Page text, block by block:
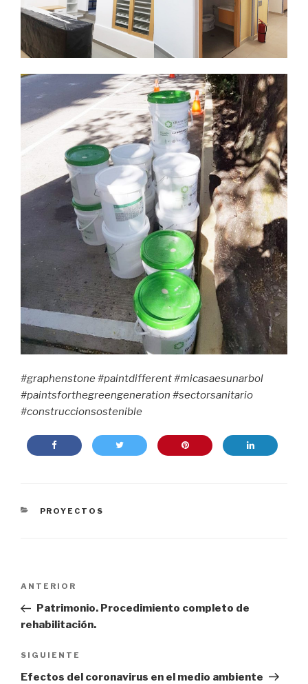
#graphenstone #paintdifferent #micasaesunarbol
#paintsforthegreengeneration #sectorsanitario
#construccionsostenible
CATEGORÍAS
PROYECTOS
entradas
Entrada
anterior:
ANTERIOR
Patrimonio. Procedimiento completo de
rehabilitación.
Siguiente
entrada
SIGUIENTE
Efectos del coronavirus en el medio ambiente